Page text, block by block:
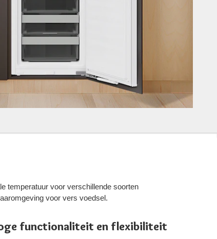
temperatuur voor verschillende soorten
voor vers voedsel.
functionaliteit en flexibiliteit